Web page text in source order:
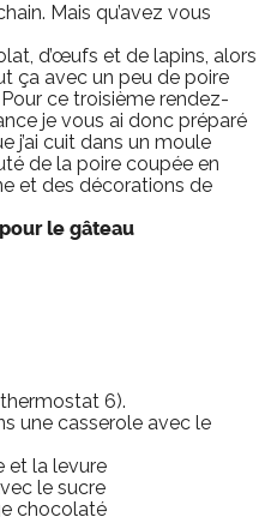
Mais qu’avez vous
d’œufs et de lapins, alors
ça avec un peu de poire
ce troisième rendez-
je vous ai donc préparé
j’ai cuit dans un moule
de la poire coupée en
et des décorations de
le gâteau
6).
une casserole avec le
et la levure
le sucre
chocolaté